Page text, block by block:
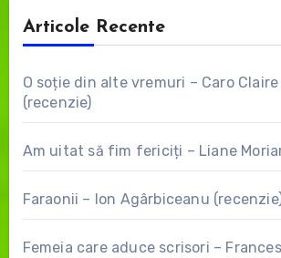
Articole Recente
O soție din alte vremuri – Caro
(recenzie)
Am uitat să fim fericiți – Liane
Faraonii – Ion Agârbiceanu
Femeia care aduce scrisori –